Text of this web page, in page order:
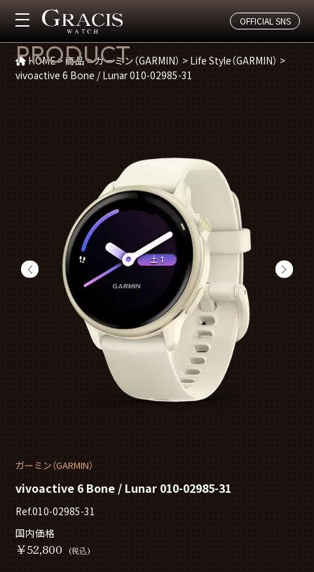
OFFICIAL SNS
商品紹介
PRODUCT
HOME>商品>ガーミン（GARMIN） > Life Style（GARMIN） >
vivoactive 6 Bone / Lunar 010-02985-31
ガーミン（GARMIN）
vivoactive 6 Bone / Lunar 010-02985-31
Ref.010-02985-31
国内価格
￥52,800 (税込)